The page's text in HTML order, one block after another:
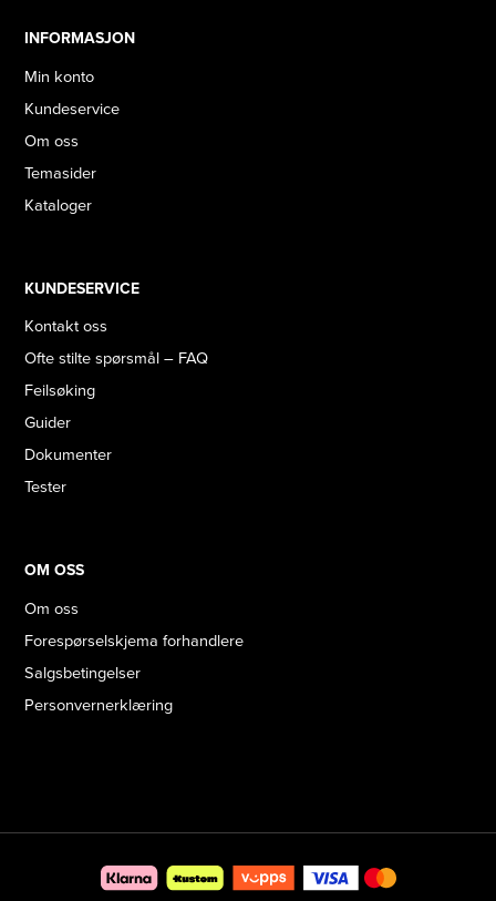
INFORMASJON
Min konto
Kundeservice
Om oss
Temasider
Kataloger
KUNDESERVICE
Kontakt oss
Ofte stilte spørsmål – FAQ
Feilsøking
Guider
Dokumenter
Tester
OM OSS
Om oss
Forespørselskjema forhandlere
Salgsbetingelser
Personvernerklæring